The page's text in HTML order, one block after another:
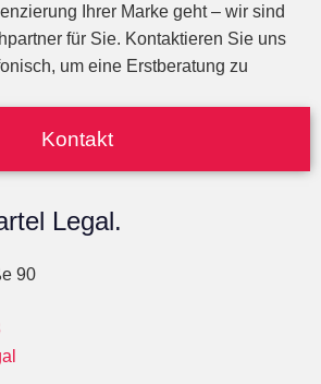
Ihrer Marke geht – wir sind
für Sie. Kontaktieren Sie uns
um eine Erstberatung zu
Kontakt
Legal.
90